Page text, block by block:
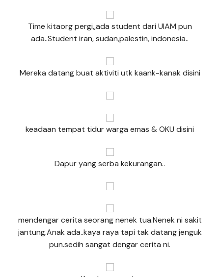
Time kitaorg pergi,,ada student dari UIAM pun
ada..Student iran, sudan,palestin, indonesia..
Mereka datang buat aktiviti utk kaank-kanak disini
keadaan tempat tidur warga emas & OKU disini
Dapur yang serba kekurangan..
mendengar cerita seorang nenek tua.Nenek ni sakit
jantung.Anak ada..kaya raya tapi tak datang jenguk
pun.sedih sangat dengar cerita ni.